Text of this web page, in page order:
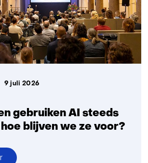
gebruiken AI steeds
blijven we ze voor?
9 juli 2026